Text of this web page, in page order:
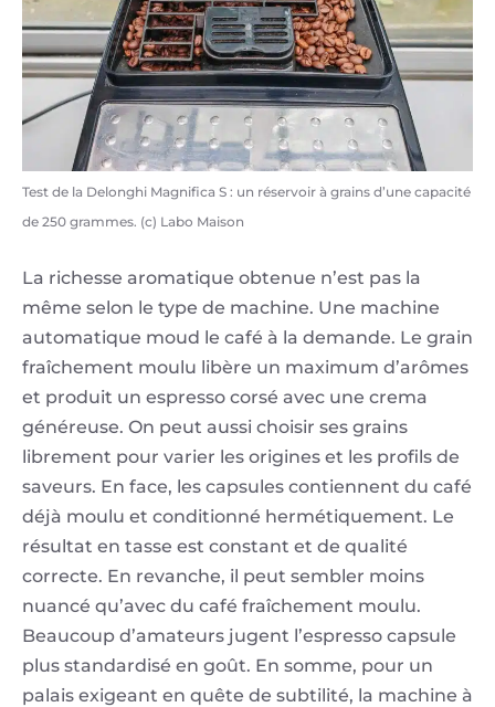
Test de la Delonghi Magnifica S : un réservoir à grains d’une capacité
de 250 grammes. (c) Labo Maison
La richesse aromatique obtenue n’est pas la
même selon le type de machine. Une machine
automatique moud le café à la demande. Le grain
fraîchement moulu libère un maximum d’arômes
et produit un espresso corsé avec une crema
généreuse. On peut aussi choisir ses grains
librement pour varier les origines et les profils de
saveurs. En face, les capsules contiennent du café
déjà moulu et conditionné hermétiquement. Le
résultat en tasse est constant et de qualité
correcte. En revanche, il peut sembler moins
nuancé qu’avec du café fraîchement moulu.
Beaucoup d’amateurs jugent l’espresso capsule
plus standardisé en goût. En somme, pour un
palais exigeant en quête de subtilité, la machine à